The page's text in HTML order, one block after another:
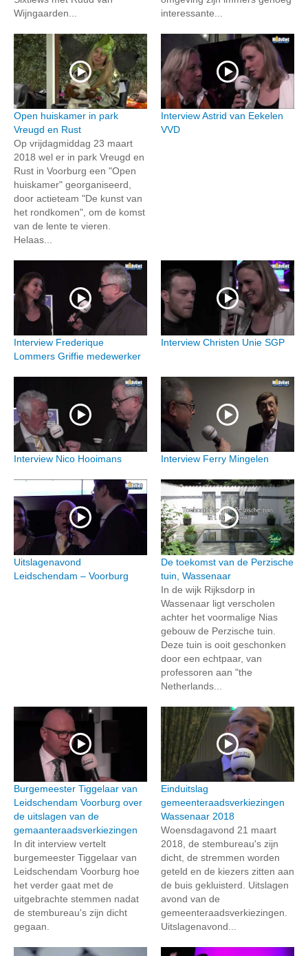
Wijngaarden...
interessante...
Open huiskamer in park
Vreugd en Rust
Op vrijdagmiddag 23 maart
2018 wel er in park Vreugd en
Rust in Voorburg een "Open
huiskamer" georganiseerd,
door actieteam "De kunst van
het rondkomen", om de komst
van de lente te vieren.
Helaas...
Interview Astrid van Eekelen
VVD
Interview Frederique
Lommers Griffie medewerker
Interview Christen Unie SGP
Interview Nico Hooimans Interview Ferry Mingelen
Uitslagenavond
Leidschendam – Voorburg
De toekomst van de Perzische
tuin, Wassenaar
In de wijk Rijksdorp in
Wassenaar ligt verscholen
achter het voormalige Nias
gebouw de Perzische tuin.
Deze tuin is ooit geschonken
door een echtpaar, van
professoren aan "the
Netherlands...
Burgemeester Tiggelaar van
Leidschendam Voorburg over
de uitslagen van de
gemaanteraadsverkiezingen
In dit interview vertelt
burgemeester Tiggelaar van
Leidschendam Voorburg hoe
het verder gaat met de
uitgebrachte stemmen nadat
de stembureau's zijn dicht
gegaan.
Einduitslag
gemeenteraadsverkiezingen
Wassenaar 2018
Woensdagavond 21 maart
2018, de stembureau's zijn
dicht, de stremmen worden
geteld en de kiezers zitten aan
de buis gekluisterd. Uitslagen
avond van de
gemeenteraadsverkiezingen.
Uitslagenavond...